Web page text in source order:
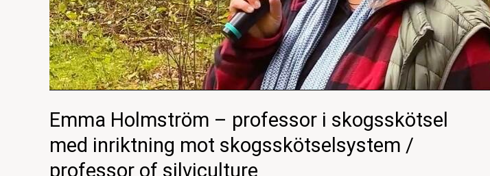
Emma Holmström – professor i skogsskötsel
med inriktning mot skogsskötselsystem /
professor of silviculture